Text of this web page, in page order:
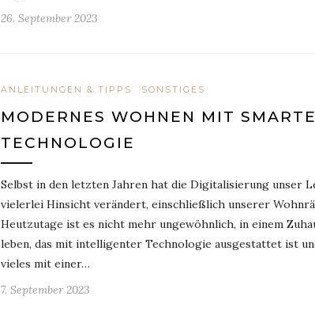
26. September 2023
ANLEITUNGEN & TIPPS SONSTIGES
MODERNES WOHNEN MIT
TECHNOLOGIE
Selbst in den letzten Jahren hat die Digitalisierung unser
vielerlei Hinsicht verändert, einschließlich unserer
Heutzutage ist es nicht mehr ungewöhnlich, in einem
leben, das mit intelligenter Technologie ausgestattet ist
vieles mit einer…
7. September 2023